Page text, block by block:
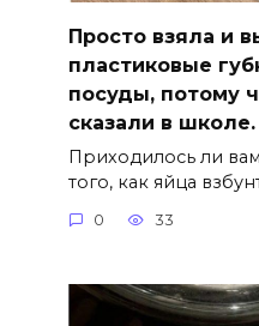
Просто взяла и
пластиковые
посуды, потому
сказали в
Приходилось ли
того, как яйца
0 33